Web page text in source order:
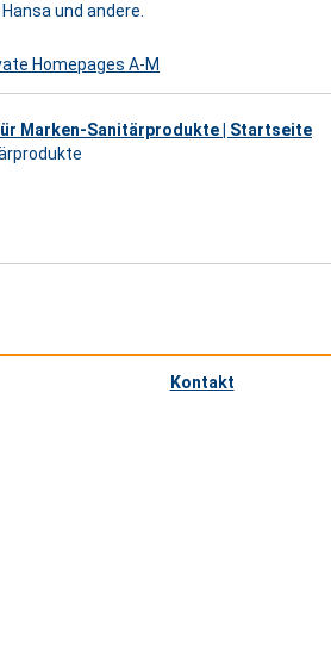
und andere.
Homepages A-M
Marken-Sanitärprodukte | Startseite
Kontakt